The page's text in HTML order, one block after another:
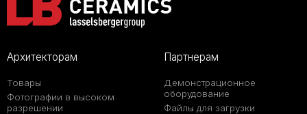
Архитекторам
Товары
Фотографии в высоком
разрешении
Партнерам
Демонстрационное
оборудование
Файлы для загрузки